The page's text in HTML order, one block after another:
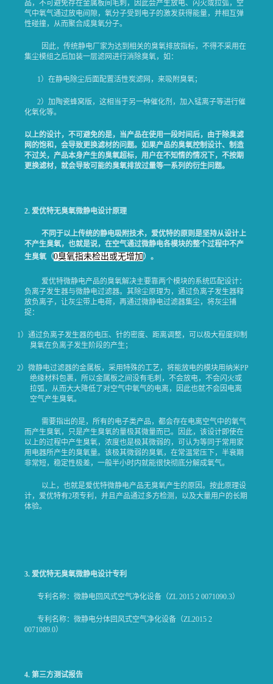
品，不可避免存在金属板间毛刺，因此会产生放电、闪火或拉弧，空
气中氧气通过放电间隙，氧分子受到电子的激发获得能量，并相互弹
性碰撞，从而聚合成臭氧分子。
因此，传统静电厂家为达到相关的臭氧排放指标，不得不采用在
集尘模组之后加装一层滤网进行消除臭氧，如：
1）在静电除尘后面配置活性炭滤网，来吸附臭氧；
2）加陶瓷蜂窝版，这相当于另一种催化剂，加入锰离子等进行催
化氧化等。
以上的设计，不可避免的是，当产品在使用一段时间后，由于除臭滤
网的饱和，会导致更换滤材的问题。如果产品的臭氧控制设计、制造
不过关，产品本身产生的臭氧超标，用户在不知情的情况下，不按期
更换滤材，就会导致可能的臭氧排放过量等一系列的衍生问题。
2. 爱优特无臭氧微静电设计原理
不同于以上传统的静电吸附技术，爱优特的原则是坚持从设计上
不产生臭氧，也就是说，在空气通过微静电各模块的整个过程中不产
生臭氧（0臭氧指未检出或无增加）。
爱优特微静电产品的臭氧解决主要靠两个模块的系统匹配设计：
负离子发生器与微静电过滤器。其除尘原理为，通过负离子发生器释
放负离子，让灰尘带上电荷，再通过微静电过滤器集尘，将灰尘捕
捉：
1）通过负离子发生器的电压、针的密度、距离调整，可以极大程度抑制
臭氧在负离子发生阶段的产生；
2）微静电过滤器的金属板，采用特殊的工艺，将能放电的模块用纳米PP
绝缘材料包裹，所以金属板之间没有毛刺，不会放电，不会闪火或
拉弧，从而大大降低了对空气中氧气的电离，因此也就不会因电离
空气产生臭氧。
需要指出的是，所有的电子类产品，都会存在电离空气中的氧气
而产生臭氧，只是产生臭氧的量极其微量而已。因此，该设计即使在
以上的过程中产生臭氧，浓度也是极其微弱的，可认为等同于常用家
用电器所产生的臭氧量。该极其微弱的臭氧，在常温常压下，半衰期
非常短，稳定性极差，一般半小时内就能很快彻底分解成氧气。
以上，也就是爱优特微静电产品无臭氧产生的原因。按此原理设
计，爱优特有2项专利，并且产品通过多方检测，以及大量用户的长期
体验。
3. 爱优特无臭氧微静电设计专利
专利名称：微静电回风式空气净化设备（ZL 2015 2 0071090.3）
专利名称：微静电分体回风式空气净化设备（ZL2015 2
0071089.0）
4. 第三方测试报告